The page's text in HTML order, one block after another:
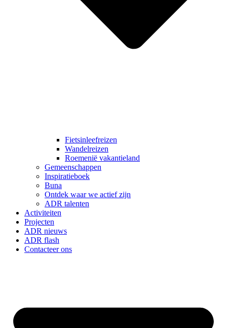
Fietsinleefreizen
Wandelreizen
Roemenië vakantieland
Gemeenschappen
Inspiratieboek
Buna
Ontdek waar we actief zijn
ADR talenten
Activiteiten
Projecten
ADR nieuws
ADR flash
Contacteer ons